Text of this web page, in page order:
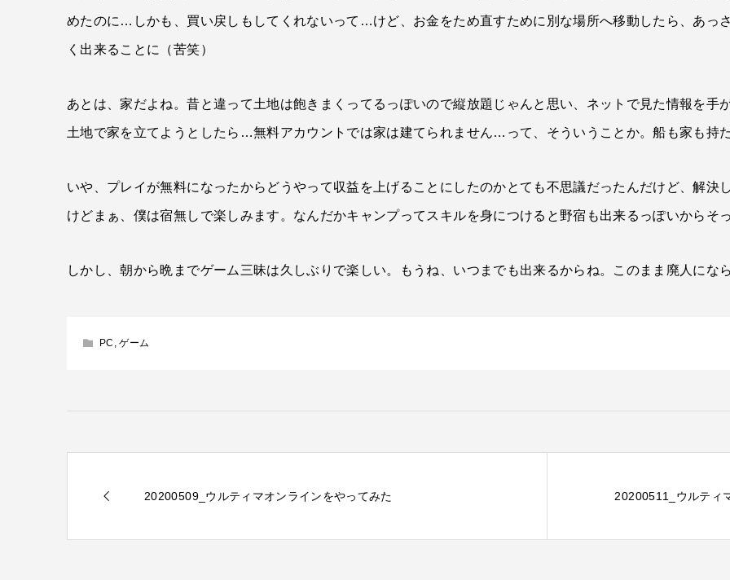
めたのに…しかも、買い戻しもしてくれないって…けど、お金をため直すために別な場所へ移動したら、あっ
く出来ることに（苦笑）
あとは、家だよね。昔と違って土地は飽きまくってるっぽいので縦放題じゃんと思い、ネットで見た情報を手
土地で家を立てようとしたら…無料アカウントでは家は建てられません…って、そういうことか。船も家も持
いや、プレイが無料になったからどうやって収益を上げることにしたのかとても不思議だったんだけど、解決
けどまぁ、僕は宿無しで楽しみます。なんだかキャンプってスキルを身につけると野宿も出来るっぽいからそ
しかし、朝から晩までゲーム三昧は久しぶりで楽しい。もうね、いつまでも出来るからね。このまま廃人にな
PC ,ゲーム
20200509_ウルティマオンラインをやってみた 20200511_ウルティ